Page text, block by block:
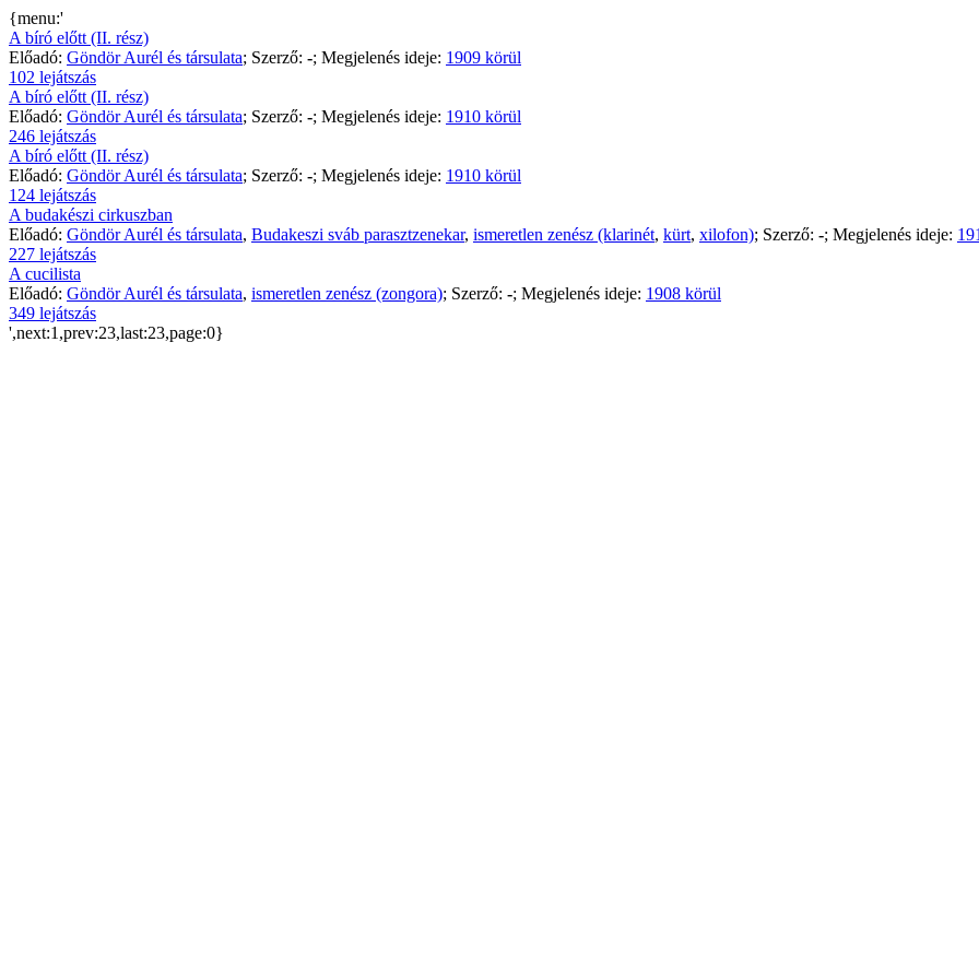
{menu:'
A bíró előtt (II. rész)
Előadó: Göndör Aurél és társulata; Szerző: -; Megjelenés ideje: 1909 körül
102 lejátszás
A bíró előtt (II. rész)
Előadó: Göndör Aurél és társulata; Szerző: -; Megjelenés ideje: 1910 körül
246 lejátszás
A bíró előtt (II. rész)
Előadó: Göndör Aurél és társulata; Szerző: -; Megjelenés ideje: 1910 körül
124 lejátszás
A budakészi cirkuszban
Előadó: Göndör Aurél és társulata, Budakeszi sváb parasztzenekar, ismeretlen zenész (klarinét, kürt, xilofon); Szerző: -; Megjelenés ideje:
227 lejátszás
A cucilista
Előadó: Göndör Aurél és társulata, ismeretlen zenész (zongora); Szerző: -; Megjelenés ideje: 1908 körül
349 lejátszás
',next:1,prev:23,last:23,page:0}